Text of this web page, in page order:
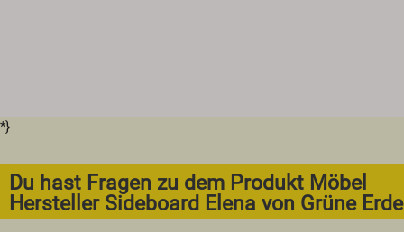
*}
Du hast Fragen zu dem Produkt Möbel
Hersteller Sideboard Elena von Grüne Erde